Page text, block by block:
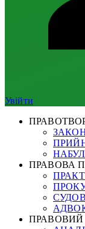
Увійти
ПРАВОВА
ПРАВОВИЙ